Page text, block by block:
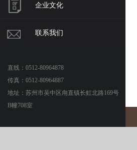
企业文化
联系我们
直线：0512-80964878
传真：0512-80964887
地址：苏州市吴中区甪直镇长虹北路169号
B幢708室